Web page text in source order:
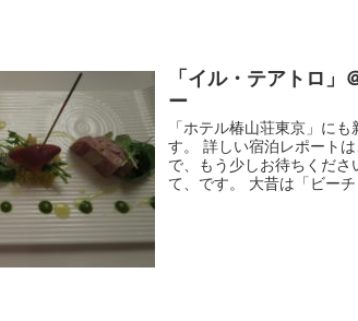
「イル・テアトロ
ー
「ホテル椿山荘東京」に
す。 詳しい宿泊レポート
で、もう少しお待ちくだ
て、です。 大昔は「ビー